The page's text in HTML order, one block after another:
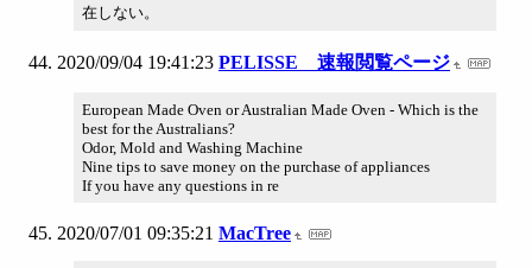
在しない。
2020/09/04 19:41:23 PELISSE 速報閲覧ページ
European Made Oven or Australian Made Oven - Which is the
best for the Australians?
Odor, Mold and Washing Machine
Nine tips to save money on the purchase of appliances
If you have any questions in re
2020/07/01 09:35:21 MacTree